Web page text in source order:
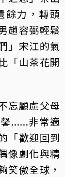
餘力，轉頭
趙容弼輕鬆
」宋江的氣
「山茶花開
忘顧慮父母
......非常適
「歡迎回到
像劇化與精
笑傲全球，